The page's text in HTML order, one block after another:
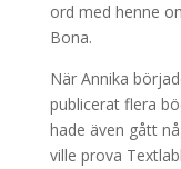
ord med henne
Bona.
När Annika
publicerat flera
hade även gått
ville prova